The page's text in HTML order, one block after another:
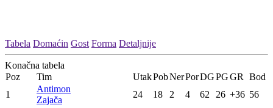
Tabela Domaćin Gost Forma Detaljnije
Konačna tabela
Poz
Tim UtakPobNerPorDGPGGR
Bod
1
Antimon
Zajača
24 18 2 4 62 26 +36 56